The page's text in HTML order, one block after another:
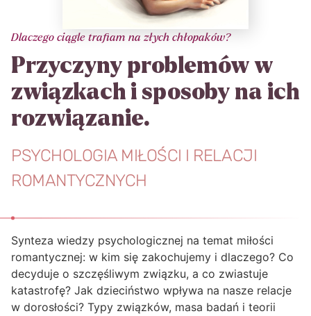
Dlaczego ciągle trafiam na złych chłopaków?
Przyczyny problemów w
związkach i sposoby na ich
rozwiązanie.
PSYCHOLOGIA MIŁOŚCI I RELACJI
ROMANTYCZNYCH
Synteza wiedzy psychologicznej na temat miłości
romantycznej: w kim się zakochujemy i dlaczego? Co
decyduje o szczęśliwym związku, a co zwiastuje
katastrofę? Jak dzieciństwo wpływa na nasze relacje
w dorosłości? Typy związków, masa badań i teorii